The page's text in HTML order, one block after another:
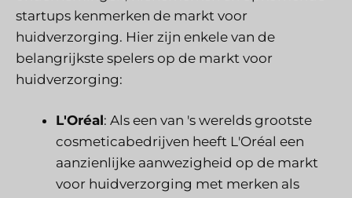
startups kenmerken de markt voor
huidverzorging. Hier zijn enkele van de
belangrijkste spelers op de markt voor
huidverzorging:
L'Oréal: Als een van 's werelds grootste
cosmeticabedrijven heeft L'Oréal een
aanzienlijke aanwezigheid op de markt
voor huidverzorging met merken als